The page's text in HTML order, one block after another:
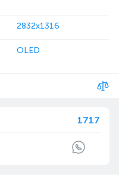
2832x1316
OLED
1717